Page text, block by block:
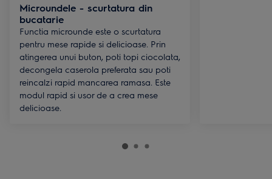
Microundele - scurtatura din
bucatarie
Functia microunde este o scurtatura
pentru mese rapide si delicioase. Prin
atingerea unui buton, poti topi ciocolata,
decongela caserola preferata sau poti
reincalzi rapid mancarea ramasa. Este
modul rapid si usor de a crea mese
delicioase.